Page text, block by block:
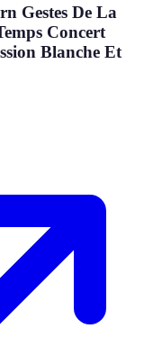
Gestes De La
Concert
Blanche Et